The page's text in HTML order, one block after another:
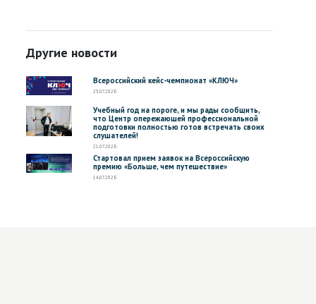
Другие новости
Всероссийский кейс-чемпионат «КЛЮЧ»
23.07.2026
Учебный год на пороге, и мы рады сообщить,
что Центр опережающей профессиональной
подготовки полностью готов встречать своих
слушателей!
21.07.2026
Стартовал прием заявок на Всероссийскую
премию «Больше, чем путешествие»
14.07.2026